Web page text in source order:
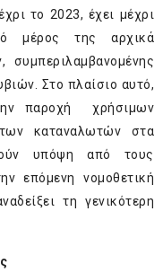
το 2023, έχει μέχρι
μέρος της αρχικά
Στο πλαίσιο αυτό,
παροχή χρήσιμων
καταναλωτών στα
υπόψη από τους
επόμενη νομοθετική
τη γενικότερη